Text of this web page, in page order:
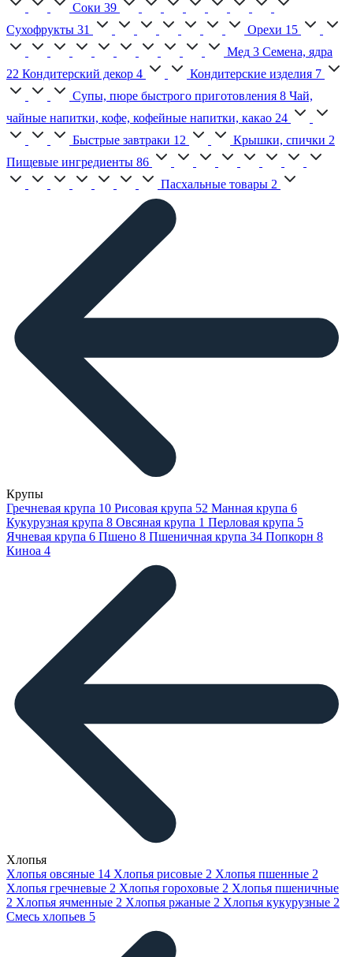
Соки 39
Сухофрукты 31 Орехи 15
Мед 3 Семена, ядра
22 Кондитерский декор 4 Кондитерские изделия 7
Супы, пюре быстрого приготовления 8 Чай,
чайные напитки, кофе, кофейные напитки, какао 24
Быстрые завтраки 12 Крышки, спички 2
Пищевые ингредиенты 86
Пасхальные товары 2
Крупы
Гречневая крупа 10 Рисовая крупа 52 Манная крупа 6
Кукурузная крупа 8 Овсяная крупа 1 Перловая крупа 5
Ячневая крупа 6 Пшено 8 Пшеничная крупа 34 Попкорн 8
Киноа 4
Хлопья
Хлопья овсяные 14 Хлопья рисовые 2 Хлопья пшенные 2
Хлопья гречневые 2 Хлопья гороховые 2 Хлопья пшеничные
2 Хлопья ячменные 2 Хлопья ржаные 2 Хлопья кукурузные 2
Смесь хлопьев 5